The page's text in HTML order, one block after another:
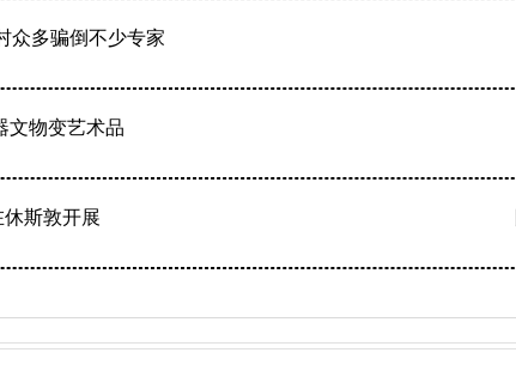
众多骗倒不少专家
文物变艺术品
休斯敦开展